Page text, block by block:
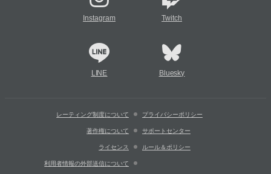
Instagram Twitch
LINE Bluesky
レーティング制度について プライバシーポリシー
著作権について サポートセンター
ライセンス ルール＆ポリシー
利用者情報の外部送信について